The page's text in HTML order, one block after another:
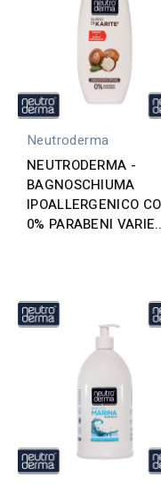
Neutroderma
NEUTRODERMA -
BAGNOSCHIUMA
IPOALLERGENICO
0% PARABENI